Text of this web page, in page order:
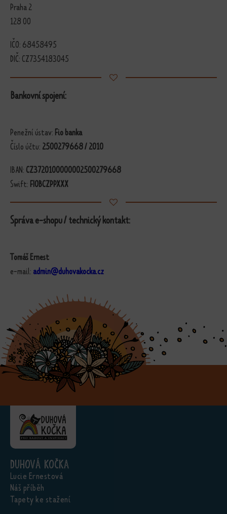
Praha 2
128 00
IČO: 68458495
DIČ: CZ7354183045
Bankovní spojení:
Penežní ústav: Fio banka
Číslo účtu: 2500279668 / 2010
IBAN: CZ3720100000002500279668
Swift: FIOBCZPPXXX
Správa e-shopu / technický kontakt:
Tomáš Ernest
e-mail: admin@duhovakocka.cz
Duhová kočka
Lucie Ernestová
Náš příběh
Tapety ke stažení